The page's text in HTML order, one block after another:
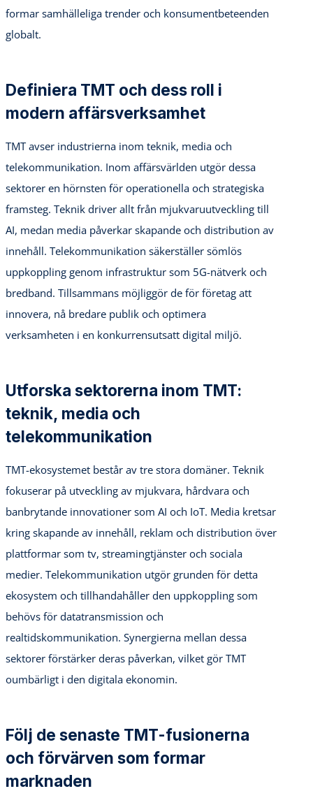
formar samhälleliga trender och konsumentbeteenden
globalt.
Definiera TMT och dess roll i
modern affärsverksamhet
TMT avser industrierna inom teknik, media och
telekommunikation. Inom affärsvärlden utgör dessa
sektorer en hörnsten för operationella och strategiska
framsteg. Teknik driver allt från mjukvaruutveckling till
AI, medan media påverkar skapande och distribution av
innehåll. Telekommunikation säkerställer sömlös
uppkoppling genom infrastruktur som 5G-nätverk och
bredband. Tillsammans möjliggör de för företag att
innovera, nå bredare publik och optimera
verksamheten i en konkurrensutsatt digital miljö.
Utforska sektorerna inom TMT:
teknik, media och
telekommunikation
TMT-ekosystemet består av tre stora domäner. Teknik
fokuserar på utveckling av mjukvara, hårdvara och
banbrytande innovationer som AI och IoT. Media kretsar
kring skapande av innehåll, reklam och distribution över
plattformar som tv, streamingtjänster och sociala
medier. Telekommunikation utgör grunden för detta
ekosystem och tillhandahåller den uppkoppling som
behövs för datatransmission och
realtidskommunikation. Synergierna mellan dessa
sektorer förstärker deras påverkan, vilket gör TMT
oumbärligt i den digitala ekonomin.
Följ de senaste TMT-fusionerna
och förvärven som formar
marknaden